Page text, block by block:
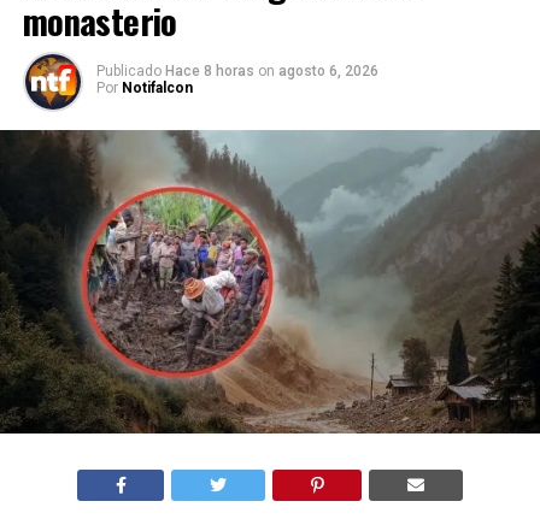
monasterio
Publicado Hace 8 horas on agosto 6, 2026
Por Notifalcon